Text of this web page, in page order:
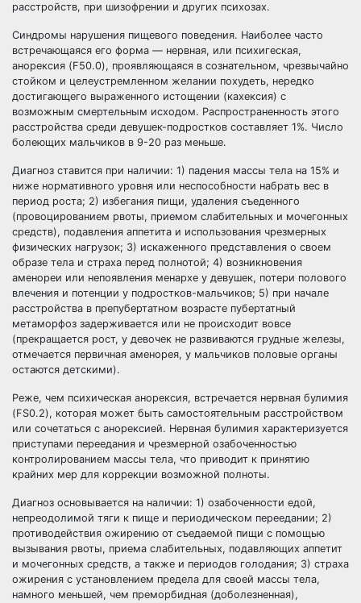
расстройств, при шизофрении и других психозах.
Синдромы нарушения пищевого поведения. Наиболее часто
встречающаяся его форма — нервная, или психигеская,
анорексия (F50.0), проявляющаяся в сознательном, чрезвычайно
стойком и целеустремленном желании похудеть, нередко
достигающего выраженного истощении (кахексия) с
возможным смертельным исходом. Распространенность этого
расстройства среди девушек-подростков составляет 1%. Число
болеющих мальчиков в 9-20 раз меньше.
Диагноз ставится при наличии: 1) падения массы тела на 15% и
ниже нормативного уровня или неспособности набрать вес в
период роста; 2) избегания пищи, удаления съеденного
(провоцированием рвоты, приемом слабительных и мочегонных
средств), подавления аппетита и использования чрезмерных
физических нагрузок; 3) искаженного представления о своем
образе тела и страха перед полнотой; 4) возникновения
аменореи или непоявления менархе у девушек, потери полового
влечения и потенции у подростков-мальчиков; 5) при начале
расстройства в препубертатном возрасте пубертатный
метаморфоз задерживается или не происходит вовсе
(прекращается рост, у девочек не развиваются грудные железы,
отмечается первичная аменорея, у мальчиков половые органы
остаются детскими).
Реже, чем психическая анорексия, встречается нервная булимия
(FS0.2), которая может быть самостоятельным расстройством
или сочетаться с анорексией. Нервная булимия характеризуется
приступами переедания и чрезмерной озабоченностью
контролированием массы тела, что приводит к принятию
крайних мер для коррекции возможной полноты.
Диагноз основывается на наличии: 1) озабоченности едой,
непреодолимой тяги к пище и периодическом переедании; 2)
противодействия ожирению от съедаемой пищи с помощью
вызывания рвоты, приема слабительных, подавляющих аппетит
и мочегонных средств, а также и периодов голодания; 3) страха
ожирения с установлением предела для своей массы тела,
намного меньшей, чем преморбидная (доболезненная),